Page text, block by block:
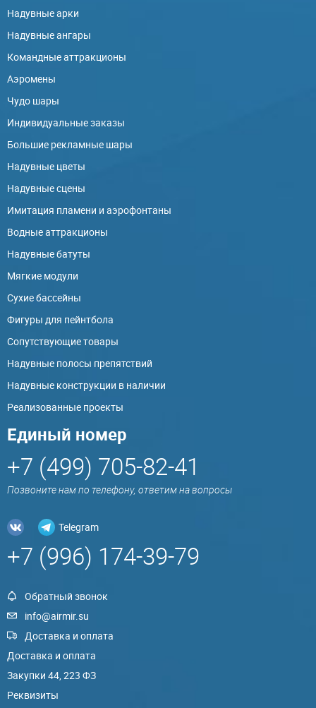
Надувные арки
Надувные ангары
Командные аттракционы
Аэромены
Чудо шары
Индивидуальные заказы
Большие рекламные шары
Надувные цветы
Надувные сцены
Имитация пламени и аэрофонтаны
Водные аттракционы
Надувные батуты
Мягкие модули
Сухие бассейны
Фигуры для пейнтбола
Сопутствующие товары
Надувные полосы препятствий
Надувные конструкции в наличии
Реализованные проекты
Единый номер
+7 (499) 705-82-41
Позвоните нам по телефону, ответим на вопросы
Telegram
+7 (996) 174-39-79
Обратный звонок
info@airmir.su
Доставка и оплата
Доставка и оплата
Закупки 44, 223 ФЗ
Реквизиты